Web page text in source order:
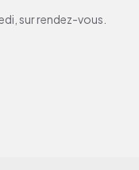
sur rendez-vous.